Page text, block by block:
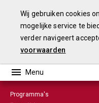
Wij gebruiken cookies
mogelijke service te
verder navigeert
voorwaarden
Programma's